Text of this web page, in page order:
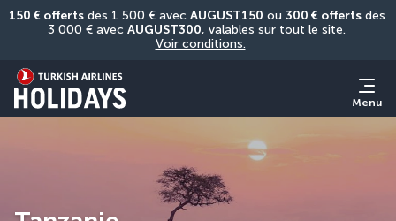
150 € offerts dès 1 500 € avec AUGUST150 ou 300 € offerts dès
3 000 € avec AUGUST300
Voir conditions.
Menu